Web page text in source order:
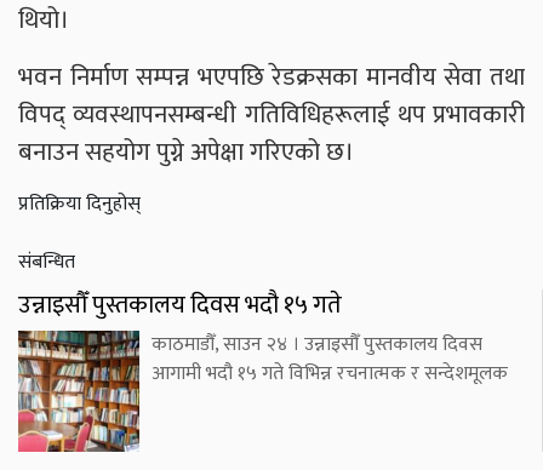
थियो।
भवन निर्माण सम्पन्न भएपछि रेडक्रसका मानवीय सेवा तथा
विपद् व्यवस्थापनसम्बन्धी गतिविधिहरूलाई थप प्रभावकारी
बनाउन सहयोग पुग्ने अपेक्षा गरिएको छ।
प्रतिक्रिया दिनुहोस्
संबन्धित
उन्नाइसौँ पुस्तकालय दिवस भदौ १५ गते
काठमाडौँ, साउन २४ । उन्नाइसौँ पुस्तकालय दिवस
आगामी भदौ १५ गते विभिन्न रचनात्मक र सन्देशमूलक